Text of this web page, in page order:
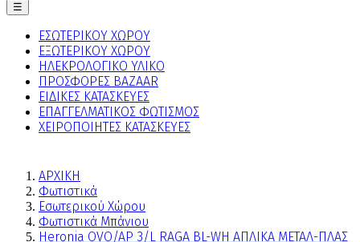
Toggle
navigation
☰
ΕΣΩΤΕΡΙΚΟΥ ΧΩΡΟΥ
ΕΞΩΤΕΡΙΚΟΥ ΧΩΡΟΥ
ΗΛΕΚΡΟΛΟΓΙΚΟ ΥΛΙΚΟ
ΠΡΟΣΦΟΡΕΣ BAZAAR
ΕΙΔΙΚΕΣ ΚΑΤΑΣΚΕΥΕΣ
ΕΠΑΓΓΕΛΜΑΤΙΚΟΣ ΦΩΤΙΣΜΟΣ
ΧΕΙΡΟΠΟΙΗΤΕΣ ΚΑΤΑΣΚΕΥΕΣ
ΑΡΧΙΚΗ
Φωτιστικά
Εσωτερικού Χώρου
Φωτιστικά Μπάνιου
Heronia OVO/AP 3/L RAGA BL-WH ΑΠΛΙΚΑ ΜΕΤΑΛ-ΠΛΑΣ